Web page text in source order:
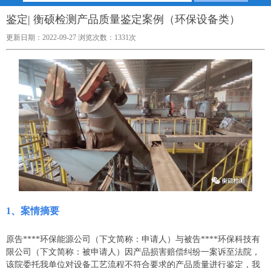
鉴定| 衡硕检测产品质量鉴定案例（环保设备类）
更新日期：2022-09-27 浏览次数：1331次
1、案情摘要
原告****环保能源公司（下文简称：申请人）与被告****环保科技有
限公司（下文简称：被申请人）因产品损害赔偿纠纷一案诉至法院，
该院委托我单位对设备工艺流程不符合要求的产品质量进行鉴定，我